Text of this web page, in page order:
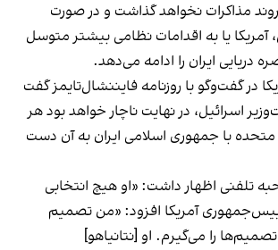
روند مذاکرات نخواهد گذاشت و در صورت
یا به اقدامات نظامی بیشتر متوسل
دریایی ایران را ادامه می‌دهد.
در گفت‌وگو با روزنامه فایننشال‌تایمز گفت
اسرائیل، در نهایت ناچار خواهد بود هر
متحده با جمهوری اسلامی ایران به آن دست
تلفنی اظهار داشت: «او هیچ انتخابی
آمریکا افزود: «من تصمیم
را می‌گیرم. او [نتانیاهو]